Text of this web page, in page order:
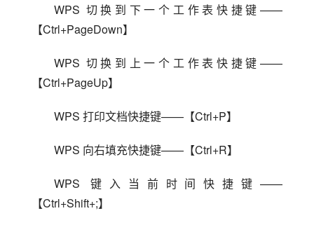
WPS 切换到下一个工作表快捷键——
【Ctrl+PageDown】
WPS 切换到上一个工作表快捷键——
【Ctrl+PageUp】
WPS 打印文档快捷键——【Ctrl+P】
WPS 向右填充快捷键——【Ctrl+R】
WPS 键入当前时间快捷键——
【Ctrl+Shift+;】